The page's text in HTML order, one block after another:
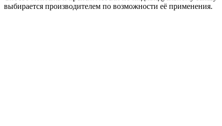
выбирается производителем по возможности её применения.